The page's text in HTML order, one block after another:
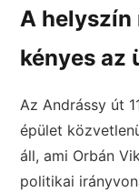
A
kényes az
Az Andrássy út
épület
áll, ami Orbán
politikai